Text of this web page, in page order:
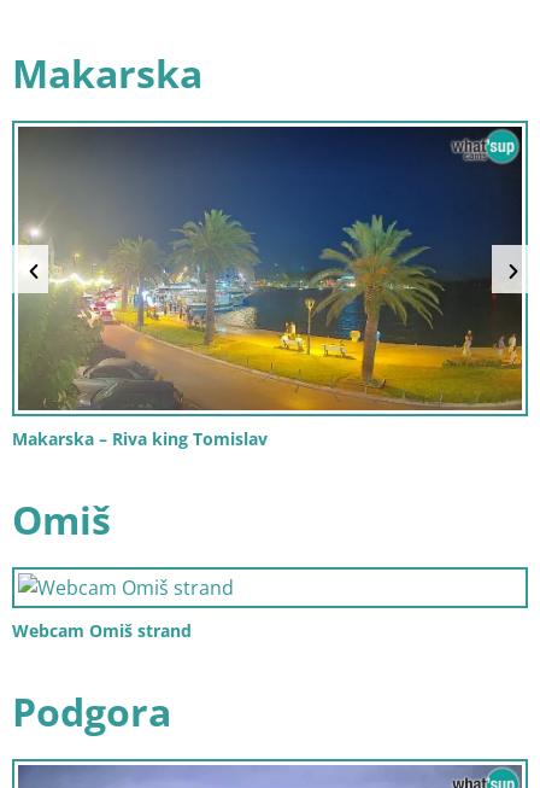
Makarska
Makarska – Riva king Tomislav
Omiš
Webcam Omiš strand
Podgora